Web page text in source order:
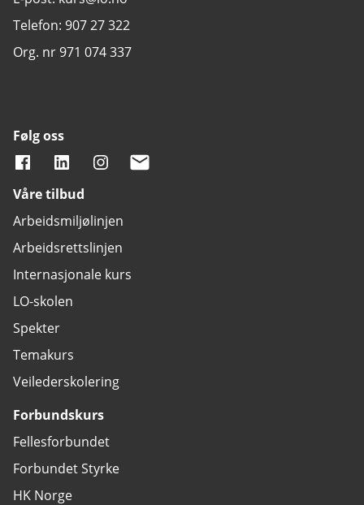
Telefon: 907 27 322
Org. nr 971 074 337
Følg oss
Våre tilbud
Arbeidsmiljølinjen
Arbeidsrettslinjen
Internasjonale kurs
LO-skolen
Spekter
Temakurs
Veilederskolering
Forbundskurs
Fellesforbundet
Forbundet Styrke
HK Norge